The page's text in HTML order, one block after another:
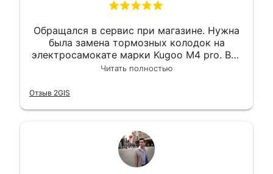
Обращался в сервис при магазине. Нужна
была замена тормозных колодок на
электросамокате марки Kugoo M4 pro. Всё
сделали в лучшем виде и в максимально
гарантии, поэтому и обратился в этот
Читать полностью
Отзыв 2GIS